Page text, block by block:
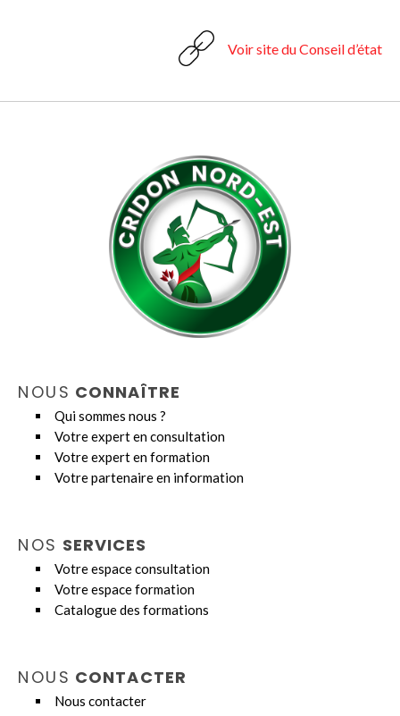
Voir site du Conseil d’état
NOUS CONNAÎTRE
Qui sommes nous ?
Votre expert en consultation
Votre expert en formation
Votre partenaire en information
NOS SERVICES
Votre espace consultation
Votre espace formation
Catalogue des formations
NOUS CONTACTER
Nous contacter